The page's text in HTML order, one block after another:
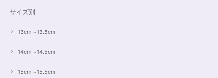
サイズ別
13cm～13.5cm
14cm～14.5cm
15cm～15.5cm